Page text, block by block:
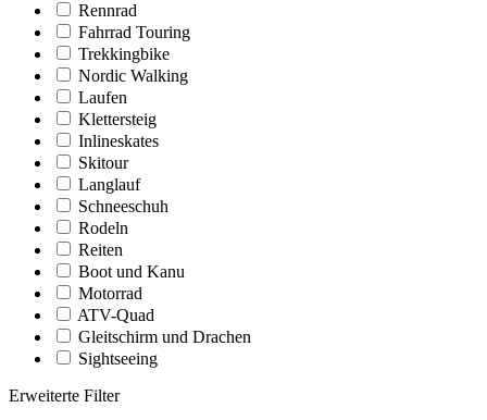
Rennrad
Fahrrad Touring
Trekkingbike
Nordic Walking
Laufen
Klettersteig
Inlineskates
Skitour
Langlauf
Schneeschuh
Rodeln
Reiten
Boot und Kanu
Motorrad
ATV-Quad
Gleitschirm und Drachen
Sightseeing
Erweiterte Filter